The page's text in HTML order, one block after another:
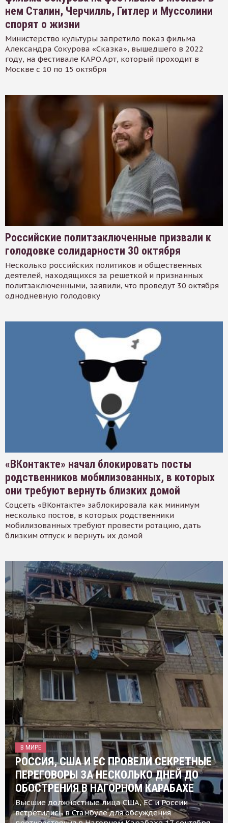
нем Сталин, Черчилль, Гитлер и Муссолини
спорят о жизни
Министерство культуры запретило показ фильма
Александра Сокурова «Сказка», вышедшего в 2022
году, на фестивале КАРО.Арт, который проходит в
Москве с 10 по 15 октября
Российские политзаключенные призвали к
голодовке солидарности 30 октября
Несколько российских политиков и общественных
деятелей, находящихся за решеткой и признанных
политзаключенными, заявили, что проведут 30 октября
однодневную голодовку
«ВКонтакте» начал блокировать посты
родственников мобилизованных, в которых
они требуют вернуть близких домой
Соцсеть «ВКонтакте» заблокировала как минимум
несколько постов, в которых родственники
мобилизованных требуют провести ротацию, дать
близким отпуск и вернуть их домой
В МИРЕ
РОССИЯ, США И ЕС ПРОВЕЛИ СЕКРЕТНЫЕ
ПЕРЕГОВОРЫ ЗА НЕСКОЛЬКО ДНЕЙ ДО
ОБОСТРЕНИЯ В НАГОРНОМ КАРАБАХЕ
Высшие должностные лица США, ЕС и России
встретились в Стамбуле для обсуждения